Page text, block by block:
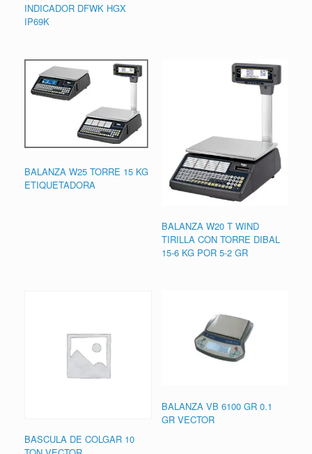
INDICADOR DFWK HGX
IP69K
BALANZA W25 TORRE 15 KG
ETIQUETADORA
BALANZA W20 T WIND
TIRILLA CON TORRE DIBAL
15-6 KG POR 5-2 GR
BASCULA DE COLGAR 10
BALANZA VB 6100 GR 0.1
GR VECTOR